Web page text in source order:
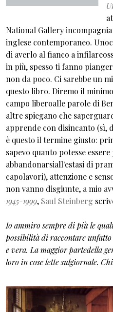
National Gallery
inglese contemporaneo.
di averlo al fianco a
in più, spesso ti fanno
non da poco. Ci sarebbe un
questo libro. Diremo il
campo liberoalle parole di
altre spiegano che
apprende con disincanto (sì,
è questo il termine giusto:
sapevo quanto potesse
abbandonarsiall'estasi di
capolavori), attenzione e
non vanno disgiunte, a mio
1945-1999, Saul Steinberg
Io ammiro sempre di più le
possibilità di raccontare
e vera. La maggior partedella
loro in cose lette sulgiornale.